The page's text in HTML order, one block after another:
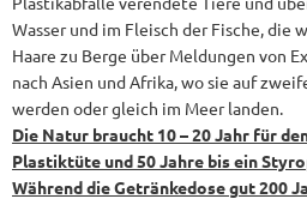
Wasser und im Fleisch der Fische, die
Haare zu Berge über Meldungen von
nach Asien und Afrika, wo sie auf
werden oder gleich im Meer landen.
Die Natur braucht 10 – 20 Jahr für
Plastiktüte und 50 Jahre bis ein
Während die Getränkedose gut 200